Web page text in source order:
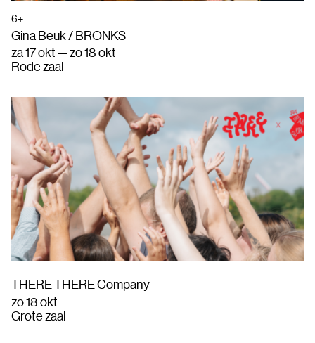
6+
Gina Beuk / BRONKS
za 17 okt — zo 18 okt
Rode zaal
THERE THERE Company
zo 18 okt
Grote zaal